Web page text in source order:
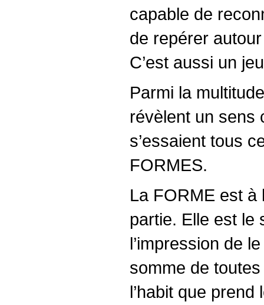
capable de
de repérer
C’est aussi un
Parmi la
révèlent un sens
s’essaient tous
FORMES.
La FORME est à
partie. Elle est le
l’impression de
somme de
l’habit que